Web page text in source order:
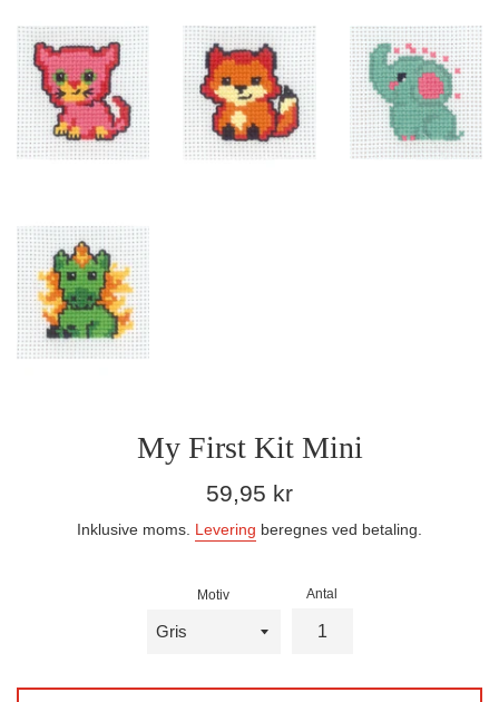
My First Kit Mini
Normalpris
59,95 kr
Inklusive moms. Levering beregnes ved betaling.
Motiv Antal